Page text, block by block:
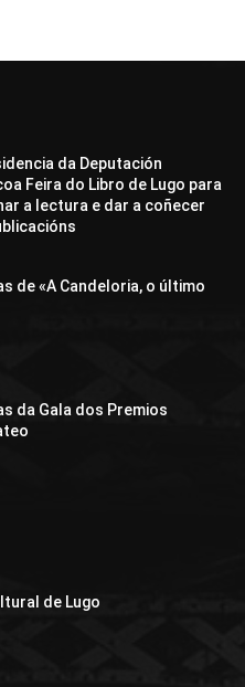
da Deputación
Feira do Libro de Lugo para
a lectura e dar a coñecer
de «A Candeloria, o último
da Gala dos Premios
de Lugo